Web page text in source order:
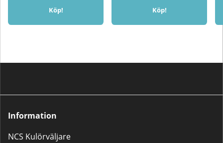
Köp! Köp!
Information
NCS Kulörväljare